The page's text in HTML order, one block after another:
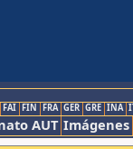
FAI FIN FRA GER GRE INA
AUT Imágenes